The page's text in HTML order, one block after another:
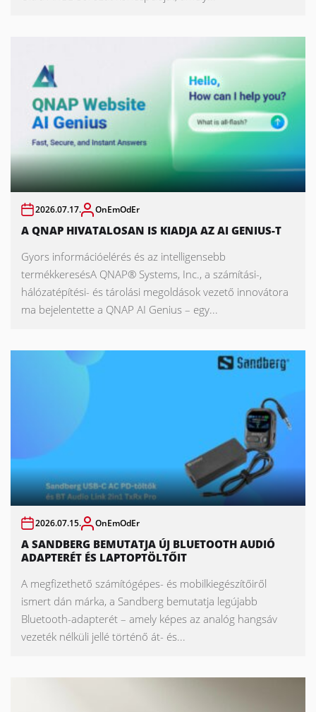
2026.07.17. OnEmOdEr
A QNAP HIVATALOSAN IS KIADJA AZ AI GENIUS-T
Gyors információelérés és az intelligensebb
termékkeresésA QNAP® Systems, Inc., a számítási-,
hálózatépítési- és tárolási megoldások vezető innovátora
ma bejelentette a QNAP AI Genius – egy...
2026.07.15. OnEmOdEr
A SANDBERG BEMUTATJA ÚJ BLUETOOTH AUDIÓ
ADAPTERÉT ÉS LAPTOPTÖLTŐIT
A megfizethető számítógépes- és mobilkiegészítőiről
ismert dán márka, a Sandberg bemutatja legújabb
Bluetooth-adapterét – amely képes az analóg hangsáv
vezeték nélküli jellé történő át- és...